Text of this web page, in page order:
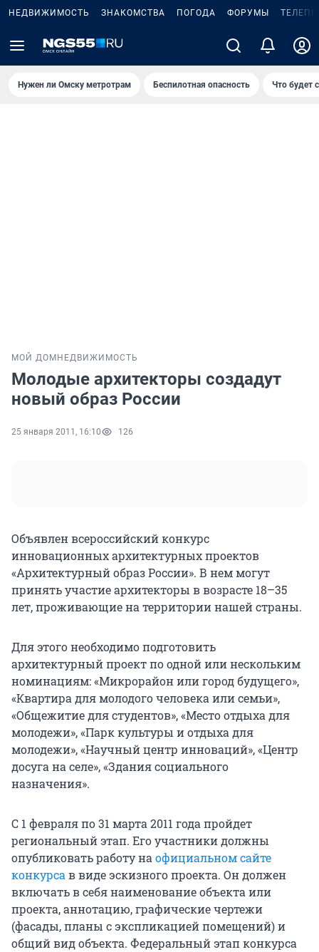
НЕДВИЖИМОСТЬ ЗНАКОМСТВА ПОГОДА ФОРУМЫ
Нужен ли Омску метротрам Беспилотная опасность Что будет
МОЙ ДОМ НЕДВИЖИМОСТЬ
Молодые архитекторы создадут
новый образ России
25 января 2011, 16:10 126
Объявлен всероссийский конкурс
инновационных архитектурных проектов
«Архитектурный образ России». В нем могут
принять участие архитекторы в возрасте 18–35
лет, проживающие на территории нашей страны.
Для этого необходимо подготовить
архитектурный проект по одной или нескольким
номинациям: «Микрорайон или город будущего»,
«Квартира для молодого человека или семьи»,
«Общежитие для студентов», «Место отдыха для
молодежи», «Парк культуры и отдыха для
молодежи», «Научный центр инноваций», «Центр
досуга на селе», «Здания социального
назначения».
С 1 февраля по 31 марта 2011 года пройдет
региональный этап. Его участники должны
опубликовать работу на официальном сайте
конкурса в виде эскизного проекта. Он должен
включать в себя наименование объекта или
проекта, аннотацию, графические чертежи
(фасады, планы с экспликацией помещений) и
общий вид объекта. Федеральный этап конкурса